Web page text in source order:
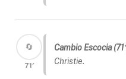
🔄
71′
Cambio Escocia
Christie.